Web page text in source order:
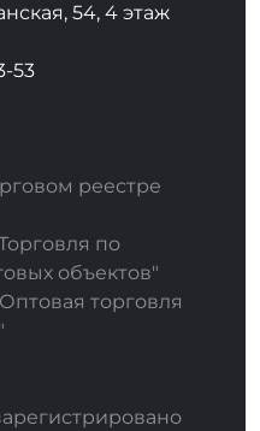
54, 4 этаж
53
реестре
по
объектов"
торговля